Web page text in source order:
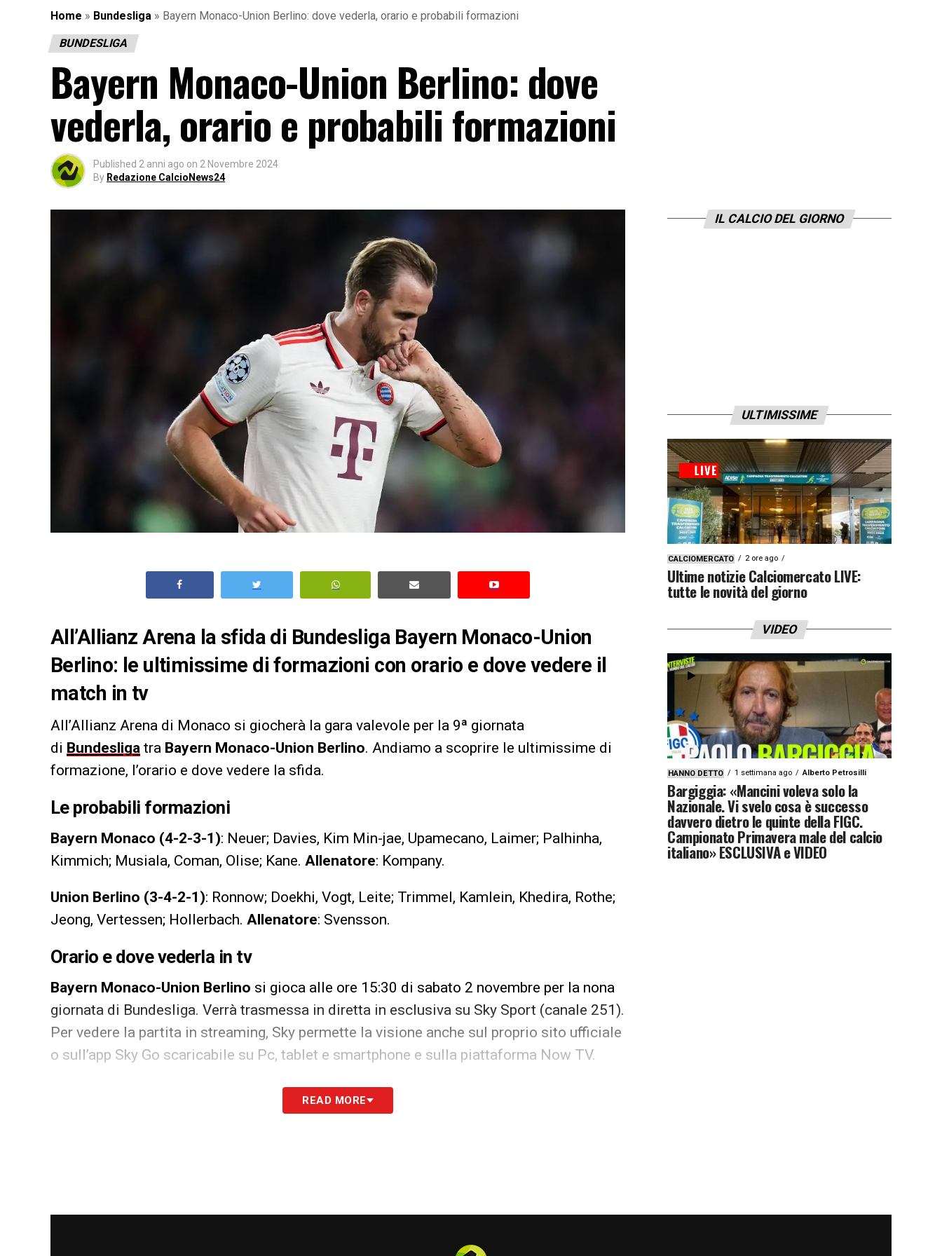
Home » Bundesliga » Bayern Monaco-Union Berlino: dove vederla, orario e probabili formazioni
BUNDESLIGA
Bayern Monaco-Union Berlino: dove
vederla, orario e probabili formazioni
Published 2 anni ago on 2 Novembre 2024
By Redazione CalcioNews24
All’Allianz Arena la sfida di Bundesliga Bayern Monaco-Union
Berlino: le ultimissime di formazioni con orario e dove vedere il
match in tv
All’Allianz Arena di Monaco si giocherà la gara valevole per la 9ª giornata
di Bundesliga tra Bayern Monaco-Union Berlino. Andiamo a scoprire le ultimissime di
formazione, l’orario e dove vedere la sfida.
Le probabili formazioni
Bayern Monaco (4-2-3-1): Neuer; Davies, Kim Min-jae, Upamecano, Laimer; Palhinha,
Kimmich; Musiala, Coman, Olise; Kane. Allenatore: Kompany.
Union Berlino (3-4-2-1): Ronnow; Doekhi, Vogt, Leite; Trimmel, Kamlein, Khedira, Rothe;
Jeong, Vertessen; Hollerbach. Allenatore: Svensson.
Orario e dove vederla in tv
Bayern Monaco-Union Berlino si gioca alle ore 15:30 di sabato 2 novembre per la nona
giornata di Bundesliga. Verrà trasmessa in diretta in esclusiva su Sky Sport (canale 251).
Per vedere la partita in streaming, Sky permette la visione anche sul proprio sito ufficiale
o sull’app Sky Go scaricabile su Pc, tablet e smartphone e sulla piattaforma Now TV.
LA PLAYLIST DELLE NOSTRE TOP NEWSREAD MORE
IL CALCIO DEL GIORNO
ULTIMISSIME
CALCIOMERCATO 2 ore ago
Ultime notizie Calciomercato LIVE:
tutte le novità del giorno
VIDEO
HANNO DETTO 1 settimana ago Alberto Petrosilli
Bargiggia: «Mancini voleva solo la
Nazionale. Vi svelo cosa è successo
davvero dietro le quinte della FIGC.
Campionato Primavera male del calcio
italiano» ESCLUSIVA e VIDEO